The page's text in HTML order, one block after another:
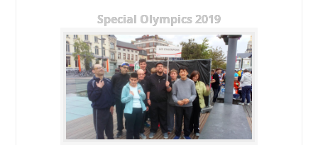
Special Olympics 2019